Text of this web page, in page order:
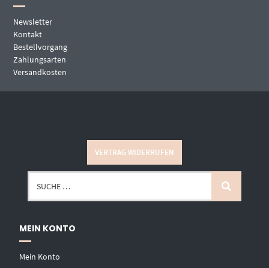
Newsletter
Kontakt
Bestellvorgang
Zahlungsarten
Versandkosten
VERTRAG WIDERRUFEN
MEIN KONTO
Mein Konto